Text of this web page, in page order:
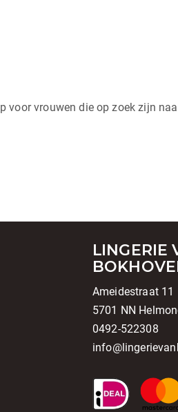
voor vrouwen die op zoek zijn
LINGERIE
Ameidestraat 11
5701 NN
0492-522308